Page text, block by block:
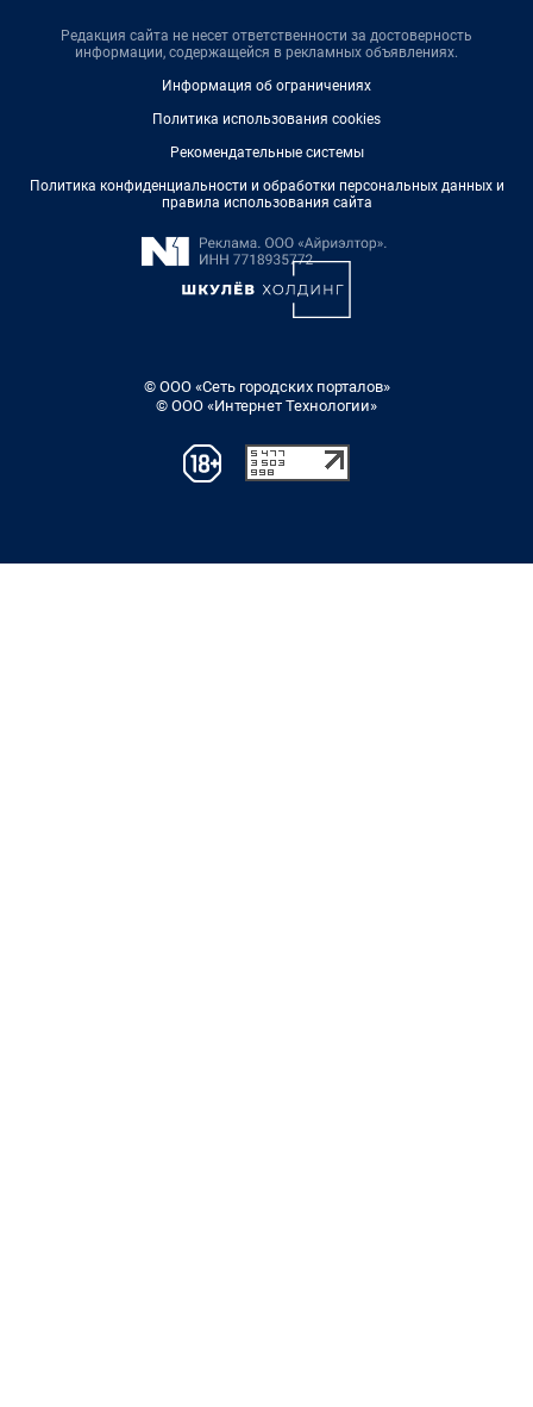
Редакция сайта не несет ответственности за достоверность
информации, содержащейся в рекламных объявлениях.
Информация об ограничениях
Политика использования cookies
Рекомендательные системы
Политика конфиденциальности и обработки персональных данных и
правила использования сайта
© ООО «Сеть городских порталов»
© ООО «Интернет Технологии»